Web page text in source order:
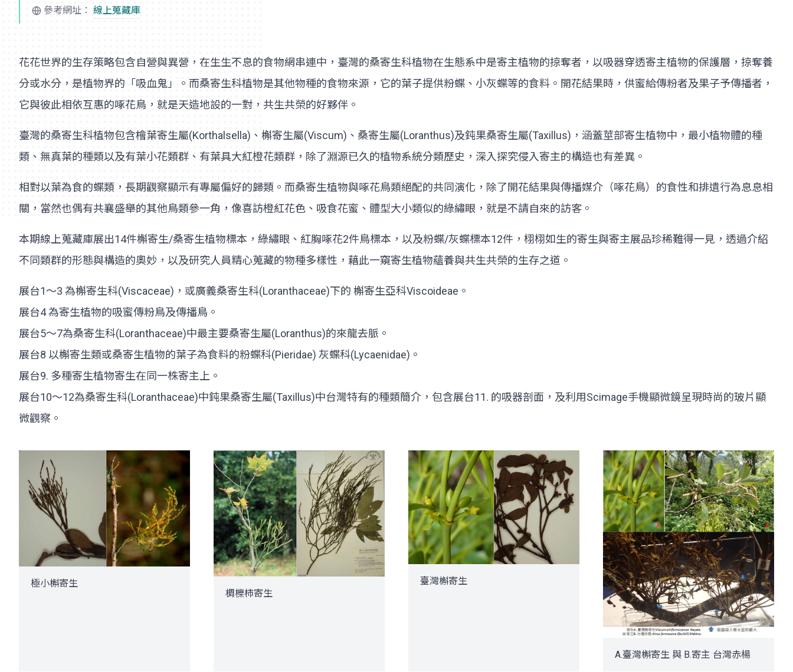
參考網址： 線上蒐藏庫
花花世界的生存策略包含自營與異營，在生生不息的食物網串連中，臺灣的桑寄生科植物在生態系中是寄主植物的掠奪者，以吸器穿透寄主植物的保護層，掠奪養
分或水分，是植物界的「吸血鬼」。而桑寄生科植物是其他物種的食物來源，它的葉子提供粉蝶、小灰蝶等的食料。開花結果時，供蜜給傳粉者及果子予傳播者，
它與彼此相依互惠的啄花鳥，就是天造地設的一對，共生共榮的好夥伴。
臺灣的桑寄生科植物包含檜葉寄生屬(Korthalsella)、槲寄生屬(Viscum)、桑寄生屬(Loranthus)及鈍果桑寄生屬(Taxillus)，涵蓋莖部寄生植物中，最小植物體的種
類、無真葉的種類以及有葉小花類群、有葉具大紅橙花類群，除了淵源已久的植物系統分類歷史，深入探究侵入寄主的構造也有差異。
相對以葉為食的蝶類，長期觀察顯示有專屬偏好的歸類。而桑寄生植物與啄花鳥類絕配的共同演化，除了開花結果與傳播媒介（啄花鳥）的食性和排遺行為息息相
關，當然也偶有共襄盛舉的其他鳥類參一角，像喜訪橙紅花色、吸食花蜜、體型大小類似的綠繡眼，就是不請自來的訪客。
本期線上蒐藏庫展出14件槲寄生/桑寄生植物標本，綠繡眼、紅胸啄花2件鳥標本，以及粉蝶/灰蝶標本12件，栩栩如生的寄生與寄主展品珍稀難得一見，透過介紹
不同類群的形態與構造的奧妙，以及研究人員精心蒐藏的物種多樣性，藉此一窺寄生植物蘊養與共生共榮的生存之道。
展台1～3 為槲寄生科(Viscaceae)，或廣義桑寄生科(Loranthaceae)下的 槲寄生亞科Viscoideae。
展台4 為寄生植物的吸蜜傳粉鳥及傳播鳥。
展台5～7為桑寄生科(Loranthaceae)中最主要桑寄生屬(Loranthus)的來龍去脈。
展台8 以槲寄生類或桑寄生植物的葉子為食料的粉蝶科(Pieridae) 灰蝶科(Lycaenidae)。
展台9. 多種寄生植物寄生在同一株寄主上。
展台10～12為桑寄生科(Loranthaceae)中鈍果桑寄生屬(Taxillus)中台灣特有的種類簡介，包含展台11. 的吸器剖面，及利用Scimage手機顯微鏡呈現時尚的玻片顯
微觀察。
極小槲寄生
椆櫟柿寄生
臺灣槲寄生
A.臺灣槲寄生 與 B.寄主 台灣赤楊